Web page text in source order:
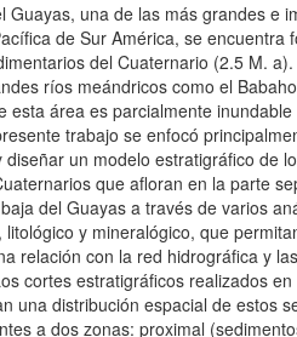
Guayas, una de las más grandes e
de Sur América, se encuentra
del Cuaternario (2.5 M.
ríos meándricos como el
esta área es parcialmente
trabajo se enfocó
diseñar un modelo estratigráfico de
que afloran en la parte
del Guayas a través de varios
litológico y mineralógico, que
relación con la red hidrográfica y
cortes estratigráficos realizados
una distribución espacial de estos
a dos zonas: proximal